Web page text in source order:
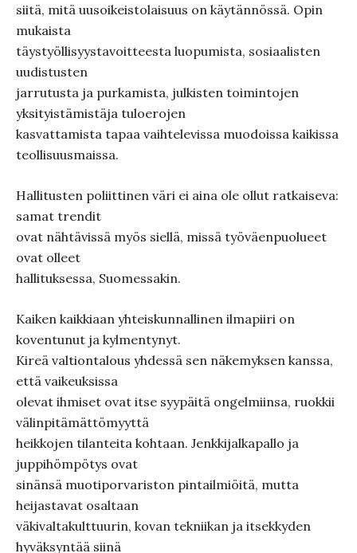
siitä, mitä uusoikeistolaisuus on käytännössä. Opin
mukaista
täystyöllisyystavoitteesta luopumista, sosiaalisten
uudistusten
jarrutusta ja purkamista, julkisten toimintojen
yksityistämistäja tuloerojen
kasvattamista tapaa vaihtelevissa muodoissa kaikissa
teollisuusmaissa.
Hallitusten poliittinen väri ei aina ole ollut ratkaiseva:
samat trendit
ovat nähtävissä myös siellä, missä työväenpuolueet
ovat olleet
hallituksessa, Suomessakin.
Kaiken kaikkiaan yhteiskunnallinen ilmapiiri on
koventunut ja kylmentynyt.
Kireä valtiontalous yhdessä sen näkemyksen kanssa,
että vaikeuksissa
olevat ihmiset ovat itse syypäitä ongelmiinsa, ruokkii
välinpitämättömyyttä
heikkojen tilanteita kohtaan. Jenkkijalkapallo ja
juppihömpötys ovat
sinänsä muotiporvariston pintailmiöitä, mutta
heijastavat osaltaan
väkivaltakulttuurin, kovan tekniikan ja itsekkyden
hyväksyntää siinä